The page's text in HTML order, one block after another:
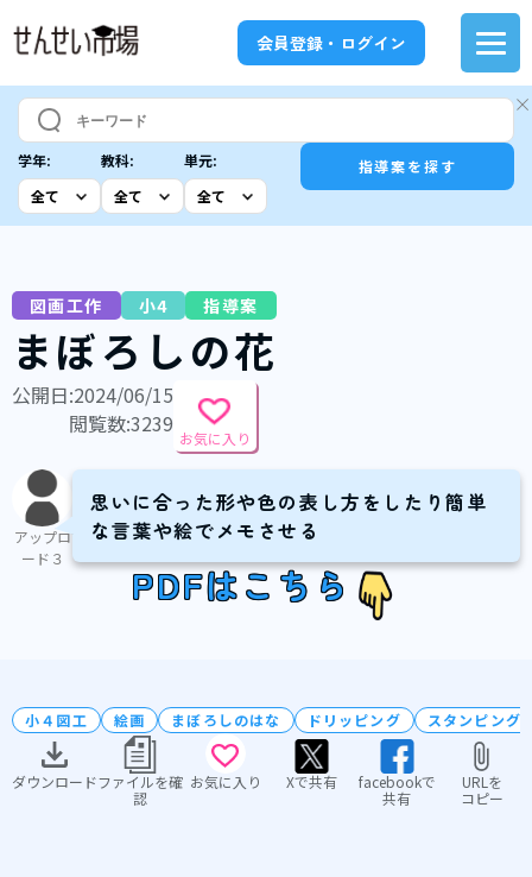
会員登録・ログイン
学年: 教科: 単元: 指導案を探す
図画工作 小4 指導案
まぼろしの花
公開日:2024/06/15
閲覧数:3239
お気に入り
アップロ
ード３
思いに合った形や色の表し方をしたり簡単
な言葉や絵でメモさせる
PDFはこちら
小４図工 絵画 まぼろしのはな ドリッピング スタンピング
ダウンロードファイルを確
認
お気に入り Xで共有
facebookで
共有
URLを
コピー